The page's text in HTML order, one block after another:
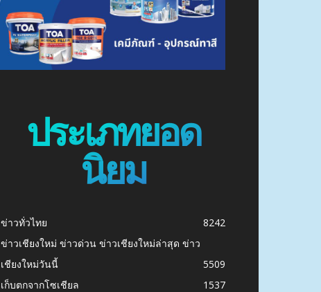
ประเภทยอด
นิยม
ข่าวทั่วไทย
8242
ข่าวเชียงใหม่ ข่าวด่วน ข่าวเชียงใหม่ล่าสุด ข่าว
เชียงใหม่วันนี้
5509
เก็บตกจากโซเชียล
1537